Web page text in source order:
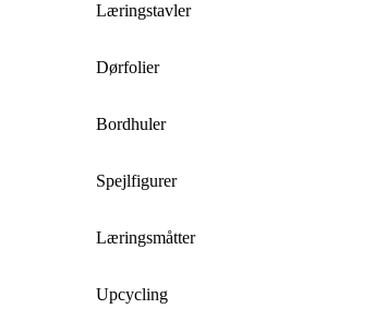
Læringstavler
Dørfolier
Bordhuler
Spejlfigurer
Læringsmåtter
Upcycling